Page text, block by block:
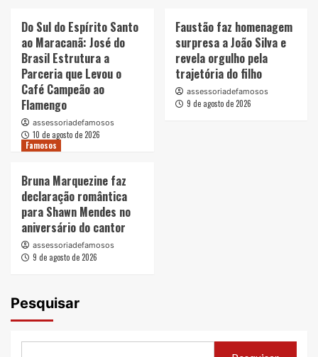
Do Sul do Espírito Santo
ao Maracanã: José do
Brasil Estrutura a
Parceria que Levou o
Café Campeão ao
Flamengo
assessoriadefamosos
10 de agosto de 2026
Faustão faz homenagem
surpresa a João Silva e
revela orgulho pela
trajetória do filho
assessoriadefamosos
9 de agosto de 2026
Famosos
Bruna Marquezine faz
declaração romântica
para Shawn Mendes no
aniversário do cantor
assessoriadefamosos
9 de agosto de 2026
Pesquisar